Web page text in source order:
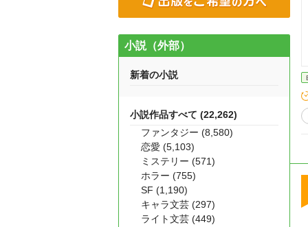
小説（外部）
新着の小説
小説作品すべて (22,262)
ファンタジー (8,580)
恋愛 (5,103)
ミステリー (571)
ホラー (755)
SF (1,190)
キャラ文芸 (297)
ライト文芸 (449)